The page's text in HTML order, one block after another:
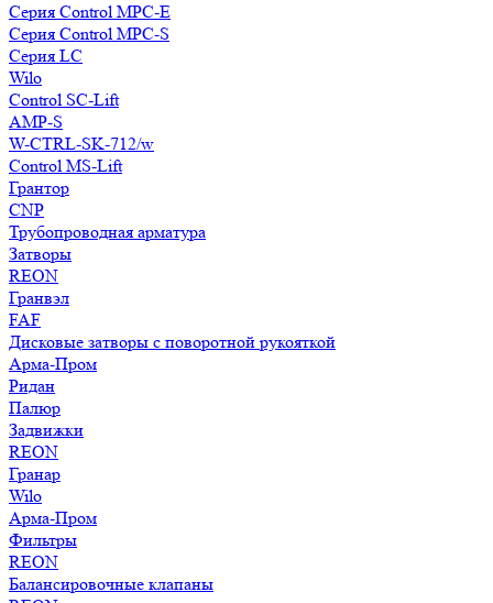
Серия Control MPC-E
Серия Control MPC-S
Серия LC
Wilo
Control SC-Lift
AMP-S
W-CTRL-SK-712/w
Control MS-Lift
Грантор
CNP
Трубопроводная арматура
Затворы
REON
Гранвэл
FAF
Дисковые затворы с поворотной рукояткой
Арма-Пром
Ридан
Палюр
Задвижки
REON
Гранар
Wilo
Арма-Пром
Фильтры
REON
Балансировочные клапаны